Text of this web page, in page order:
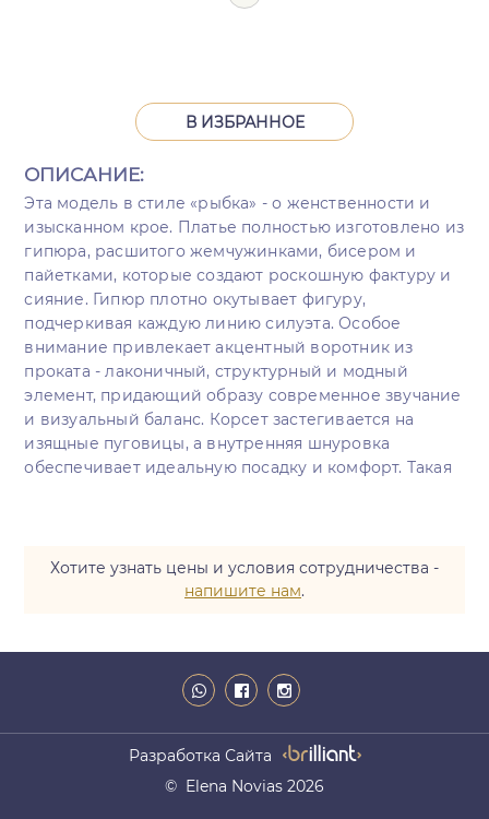
В ИЗБРАННОЕ
ОПИСАНИЕ:
Эта модель в стиле «рыбка» - о женственности и
изысканном крое. Платье полностью изготовлено из
гипюра, расшитого жемчужинками, бисером и
пайетками, которые создают роскошную фактуру и
сияние. Гипюр плотно окутывает фигуру,
подчеркивая каждую линию силуэта. Особое
внимание привлекает акцентный воротник из
проката - лаконичный, структурный и модный
элемент, придающий образу современное звучание
и визуальный баланс. Корсет застегивается на
изящные пуговицы, а внутренняя шнуровка
обеспечивает идеальную посадку и комфорт. Такая
добавляя образу роскошного завершения.
Хотите узнать цены и условия сотрудничества -
напишите нам.
Разработка Сайта
© Elena Novias 2026